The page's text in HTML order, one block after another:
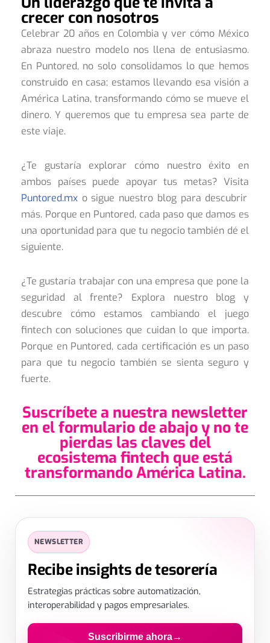
crecer con nosotros
Celebrar 20 años en Colombia y ver cómo México
abraza nuestro modelo nos llena de entusiasmo.
En Puntored, no solo consolidamos lo que hemos
construido en casa; estamos llevando esa visión a
América Latina, transformando cómo se mueve el
dinero. Y queremos que tu empresa sea parte de
este viaje.
¿Te gustaría explorar cómo nuestro éxito en
ambos países puede apoyar tus metas? Visita
Puntored.mx o sigue nuestro blog para descubrir
más. Porque en Puntored, cada paso que damos es
una oportunidad para que tu negocio también dé el
siguiente.
¿Te gustaría trabajar con una empresa que pone la
seguridad al frente? Explora nuestro blog y
descubre cómo estamos cambiando el juego
fintech con soluciones que cuidan lo que importa.
Porque en Puntored, cada certificación es un paso
para que tu negocio también se sienta seguro y
fuerte.
Suscríbete a nuestra newsletter
en el formulario de abajo y no te
pierdas las claves del
ecosistema fintech que está
transformando América Latina.
NEWSLETTER
Recibe insights de tesorería
Estrategias prácticas sobre automatización,
interoperabilidad y pagos empresariales.
Suscribirme ahora→
✕